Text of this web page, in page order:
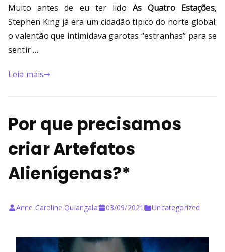
Muito antes de eu ter lido As Quatro Estações,
Stephen King já era um cidadão típico do norte global:
o valentão que intimidava garotas “estranhas” para se
sentir …
Leia mais
Por que precisamos
criar Artefatos
Alienígenas?*
Anne Caroline Quiangala 03/09/2021 Uncategorized